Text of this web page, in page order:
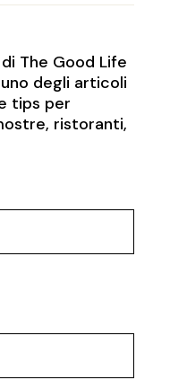
The Good Life
degli articoli
tips per
ristoranti,